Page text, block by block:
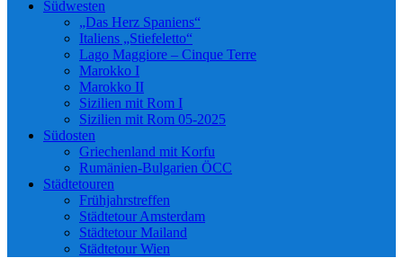
Südwesten
„Das Herz Spaniens“
Italiens „Stiefeletto“
Lago Maggiore – Cinque Terre
Marokko I
Marokko II
Sizilien mit Rom I
Sizilien mit Rom 05-2025
Südosten
Griechenland mit Korfu
Rumänien-Bulgarien ÖCC
Städtetouren
Frühjahrstreffen
Städtetour Amsterdam
Städtetour Mailand
Städtetour Wien